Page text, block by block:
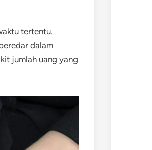
tertentu.
dalam
jumlah uang yang